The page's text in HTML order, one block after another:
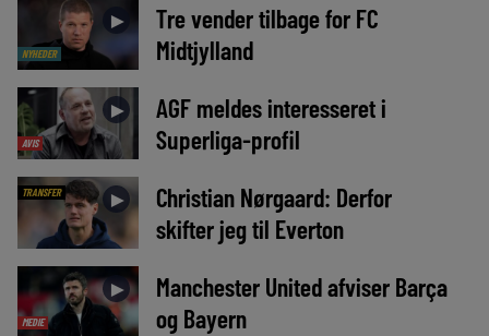
NYHEDER
►
Tre vender tilbage for FC
Midtjylland
AVIS
►
AGF meldes interesseret i
Superliga-profil
TRANSFER ►
Christian Nørgaard: Derfor
skifter jeg til Everton
MEDIE
►
Manchester United afviser Barça
og Bayern